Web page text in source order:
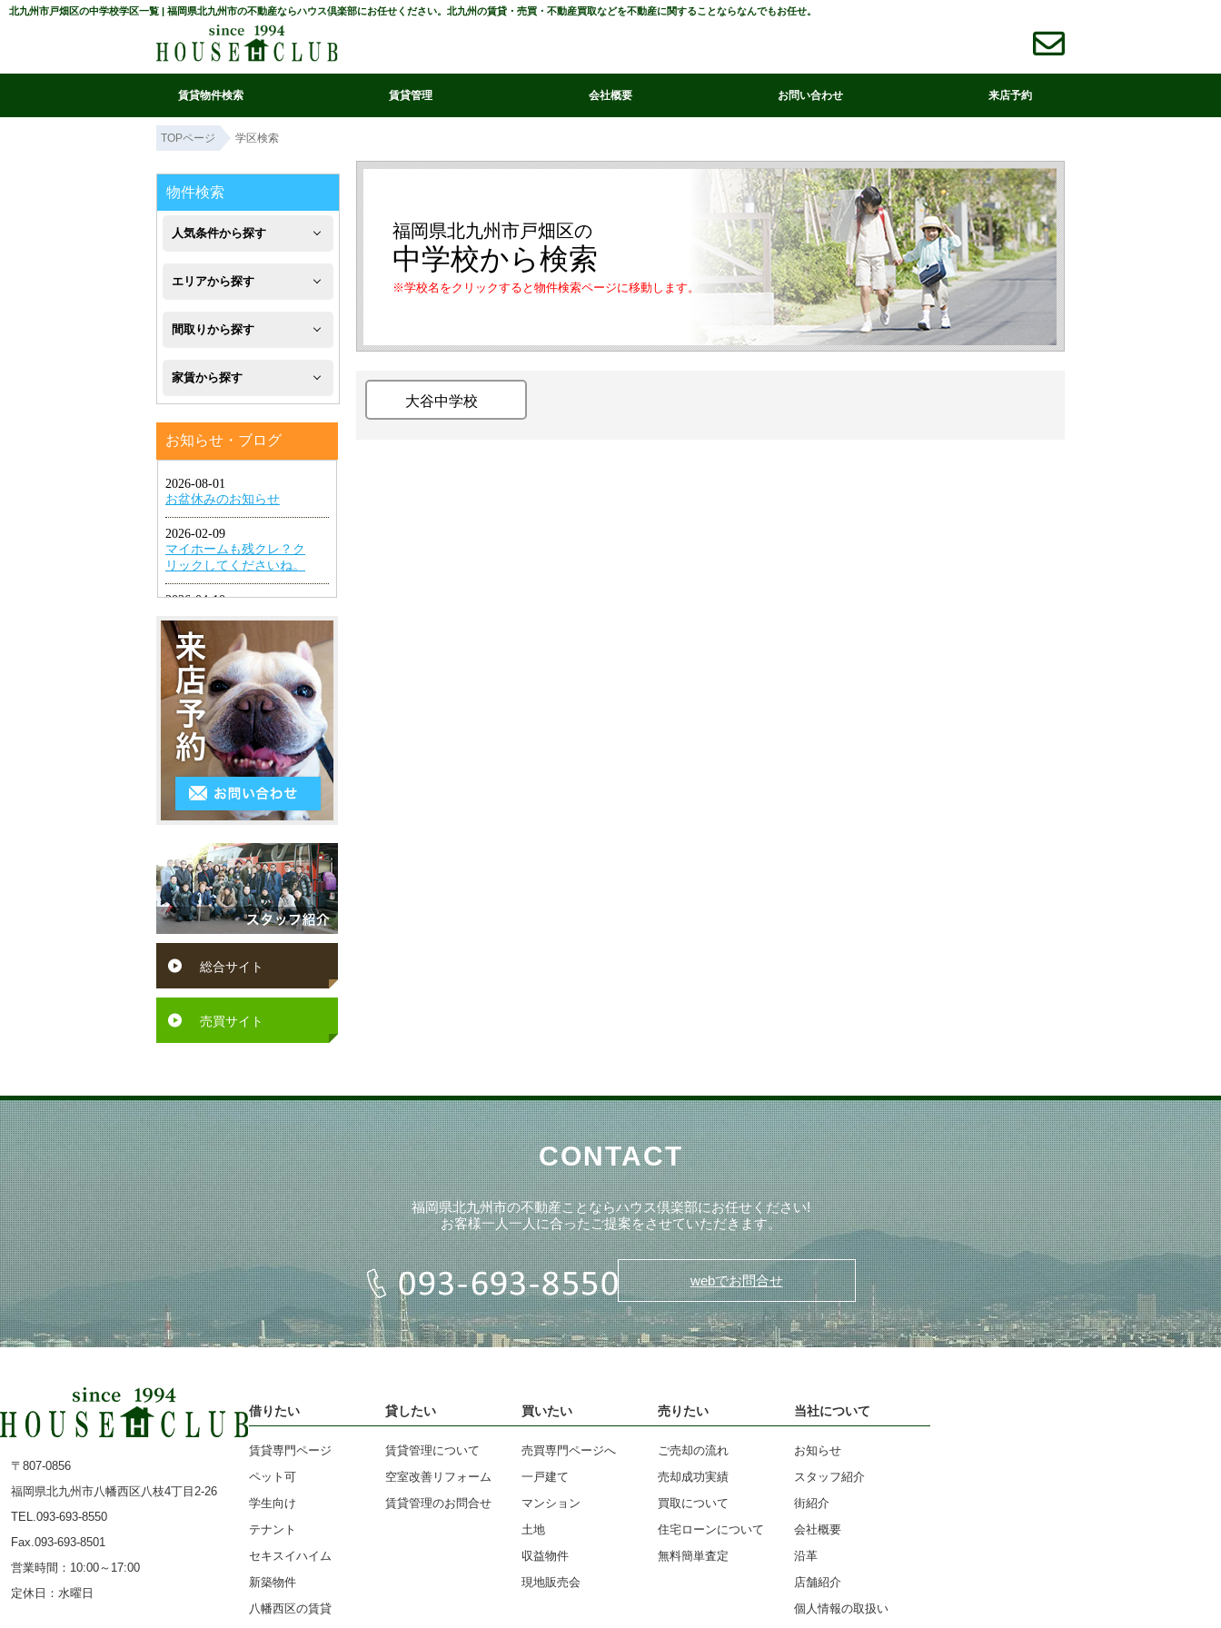
北九州市戸畑区の中学校学区一覧 | 福岡県北九州市の不動産ならハウス倶楽部にお任せください。北九州の賃貸・売買・不動産買取などを不動産に関することならなんでもお任せ。
賃貸物件検索
条件検索
お気に入り
閲覧履歴
マイ条件リスト
賃貸管理 会社概要 お問い合わせ 来店予約
TOPページ 学区検索
福岡県北九州市戸畑区の
中学校から検索
※学校名をクリックすると物件検索ページに移動します。
大谷中学校
物件検索
人気条件から探す
新
ロ
ー
リ
グ
エ
ア
コ
ン
シ
ス
ム
チ
ン
ペ
ッ
ト
可
歩
10
分
以
内
ロ
フ
ト
ス
エリアから探す
八
西
幡
東
区
小
北
小
倉
南
区
遠
賀
町
水
巻
芦
町
岡
垣
町
若
松
区
中
市
直
間取りから探す
1R・
1K・
1DK・
2K・
2DK・
2LDK
3K・
3DK・
3LDK
4K
以
上
家賃から探す
４
万
円
以
下
４
円
５
万
５
円
～
６
万
円
円
～
７
万
円
７
万
円
８
万
８
お知らせ・ブログ
総合サイト
売買サイト
CONTACT
福岡県北九州市の不動産ことならハウス倶楽部にお任せください!
お客様一人一人に合ったご提案をさせていただきます。
webでお問合せ
〒807-0856
福岡県北九州市八幡西区八枝4丁目2-26
TEL.093-693-8550
Fax.093-693-8501
営業時間：10:00～17:00
定休日：水曜日
借りたい
賃貸専門ページ
ペット可
学生向け
テナント
セキスイハイム
新築物件
八幡西区の賃貸
貸したい
賃貸管理について
空室改善リフォーム
賃貸管理のお問合せ
買いたい
売買専門ページへ
一戸建て
マンション
土地
収益物件
現地販売会
売りたい
ご売却の流れ
売却成功実績
買取について
住宅ローンについて
無料簡単査定
当社について
お知らせ
スタッフ紹介
街紹介
会社概要
沿革
店舗紹介
個人情報の取扱い